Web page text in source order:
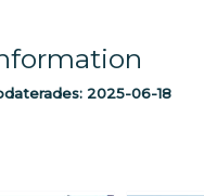
2025-06-18